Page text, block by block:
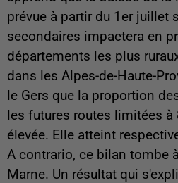
prévue à partir du 1er juillet
secondaires impactera en
départements les plus
dans les Alpes-de-Haute-
le Gers que la proportion
les futures routes limitées
élevée. Elle atteint
A contrario, ce bilan tombe
Marne. Un résultat qui